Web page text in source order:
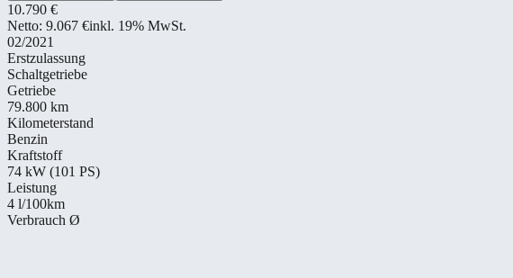
10.790 €
Netto: 9.067 €inkl. 19% MwSt.
02/2021
Erstzulassung
Schaltgetriebe
Getriebe
79.800 km
Kilometerstand
Benzin
Kraftstoff
74 kW (101 PS)
Leistung
4 l/100km
Verbrauch Ø